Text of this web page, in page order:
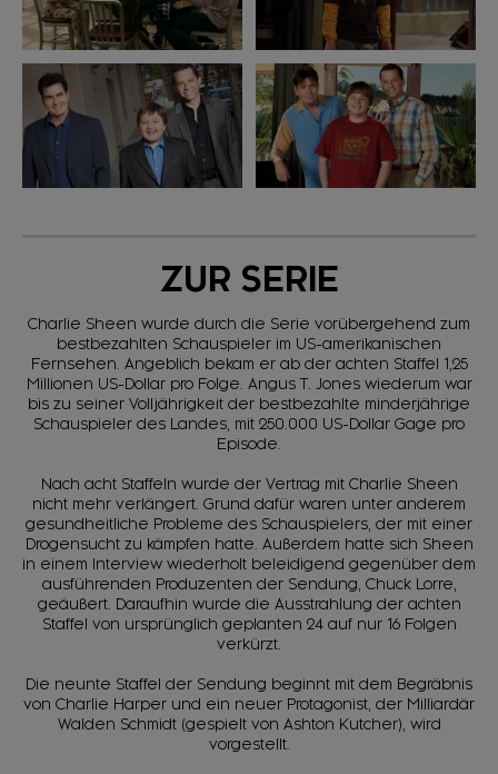
ZUR SERIE
Charlie Sheen wurde durch die Serie vorübergehend zum
bestbezahlten Schauspieler im US-amerikanischen
Fernsehen. Angeblich bekam er ab der achten Staffel 1,25
Millionen US-Dollar pro Folge. Angus T. Jones wiederum war
bis zu seiner Volljährigkeit der bestbezahlte minderjährige
Schauspieler des Landes, mit 250.000 US-Dollar Gage pro
Episode.
Nach acht Staffeln wurde der Vertrag mit Charlie Sheen
nicht mehr verlängert. Grund dafür waren unter anderem
gesundheitliche Probleme des Schauspielers, der mit einer
Drogensucht zu kämpfen hatte. Außerdem hatte sich Sheen
in einem Interview wiederholt beleidigend gegenüber dem
ausführenden Produzenten der Sendung, Chuck Lorre,
geäußert. Daraufhin wurde die Ausstrahlung der achten
Staffel von ursprünglich geplanten 24 auf nur 16 Folgen
verkürzt.
Die neunte Staffel der Sendung beginnt mit dem Begräbnis
von Charlie Harper und ein neuer Protagonist, der Milliardär
Walden Schmidt (gespielt von Ashton Kutcher), wird
vorgestellt.